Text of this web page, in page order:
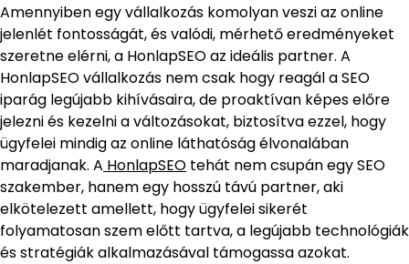
Amennyiben egy vállalkozás komolyan veszi az online
jelenlét fontosságát, és valódi, mérhető eredményeket
szeretne elérni, a HonlapSEO az ideális partner. A
HonlapSEO vállalkozás nem csak hogy reagál a SEO
iparág legújabb kihívásaira, de proaktívan képes előre
jelezni és kezelni a változásokat, biztosítva ezzel, hogy
ügyfelei mindig az online láthatóság élvonalában
maradjanak. A HonlapSEO tehát nem csupán egy SEO
szakember, hanem egy hosszú távú partner, aki
elkötelezett amellett, hogy ügyfelei sikerét
folyamatosan szem előtt tartva, a legújabb technológiák
és stratégiák alkalmazásával támogassa azokat.